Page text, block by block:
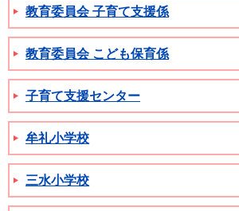
教育委員会 子育て支援係
教育委員会 こども保育係
子育て支援センター
牟礼小学校
三水小学校